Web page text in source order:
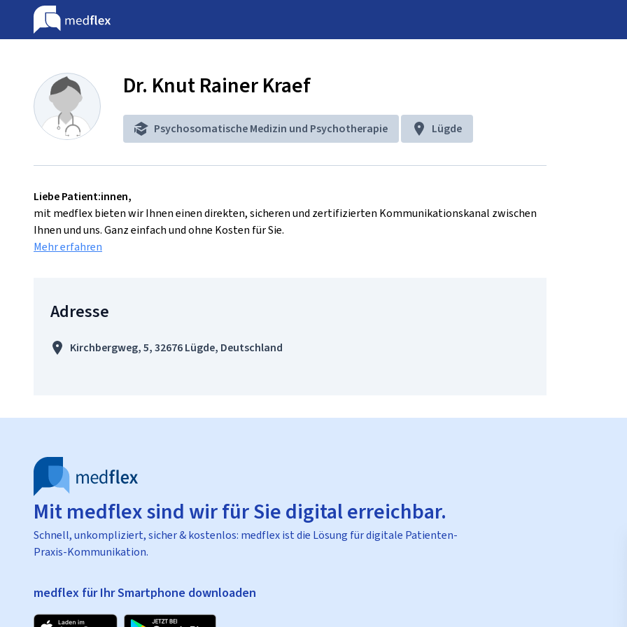
Dr. Knut Rainer Kraef
Psychosomatische Medizin und Psychotherapie Lügde
Liebe Patient:innen,
mit medflex bieten wir Ihnen einen direkten, sicheren und zertifizierten Kommunikationskanal zwischen
Ihnen und uns. Ganz einfach und ohne Kosten für Sie.
Mehr erfahren
Adresse
Kirchbergweg, 5, 32676 Lügde, Deutschland
Mit medflex sind wir für Sie digital erreichbar.
Schnell, unkompliziert, sicher & kostenlos: medflex ist die Lösung für digitale Patienten-
Praxis-Kommunikation.
medflex für Ihr Smartphone downloaden